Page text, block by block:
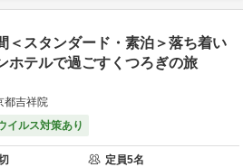
＜スタンダード・素泊＞落ち着い
ホテルで過ごすくつろぎの旅
都吉祥院
イルス対策あり
定員5名